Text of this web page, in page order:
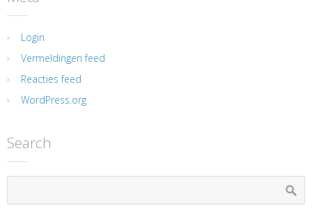
Login
Vermeldingen feed
Reacties feed
WordPress.org
Search